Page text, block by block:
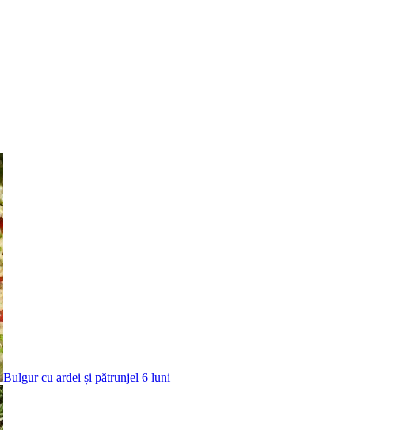
Bulgur cu ardei și pătrunjel 6 luni